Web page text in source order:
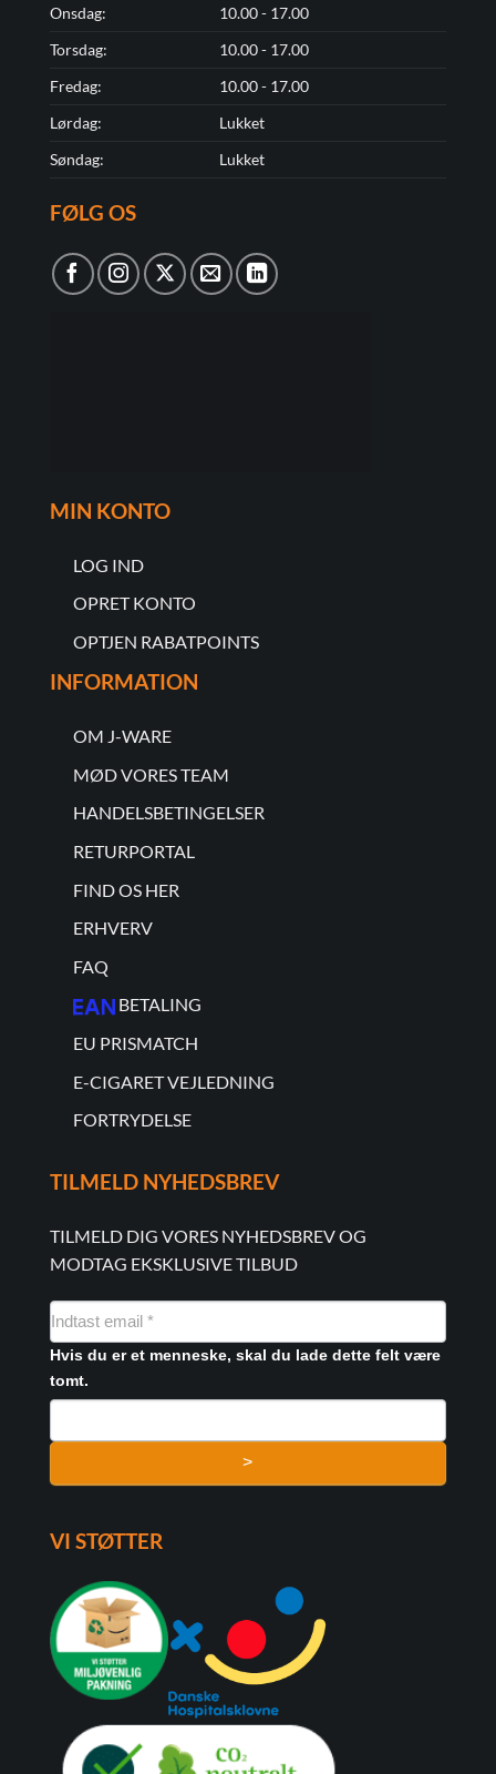
Onsdag:
10.00 - 17.00
Torsdag:
10.00 - 17.00
Fredag:
10.00 - 17.00
Lørdag:
Lukket
Søndag:
Lukket
FØLG OS
MIN KONTO
LOG IND
OPRET KONTO
OPTJEN RABATPOINTS
INFORMATION
OM J-WARE
MØD VORES TEAM
HANDELSBETINGELSER
RETURPORTAL
FIND OS HER
ERHVERV
FAQ
BETALING
EU PRISMATCH
E-CIGARET VEJLEDNING
FORTRYDELSE
TILMELD NYHEDSBREV
TILMELD DIG VORES NYHEDSBREV OG
MODTAG EKSKLUSIVE TILBUD
NYHEDSMAIL
FORMULAR
Hvis du er et menneske, skal du lade dette felt være
tomt.
>
VI STØTTER